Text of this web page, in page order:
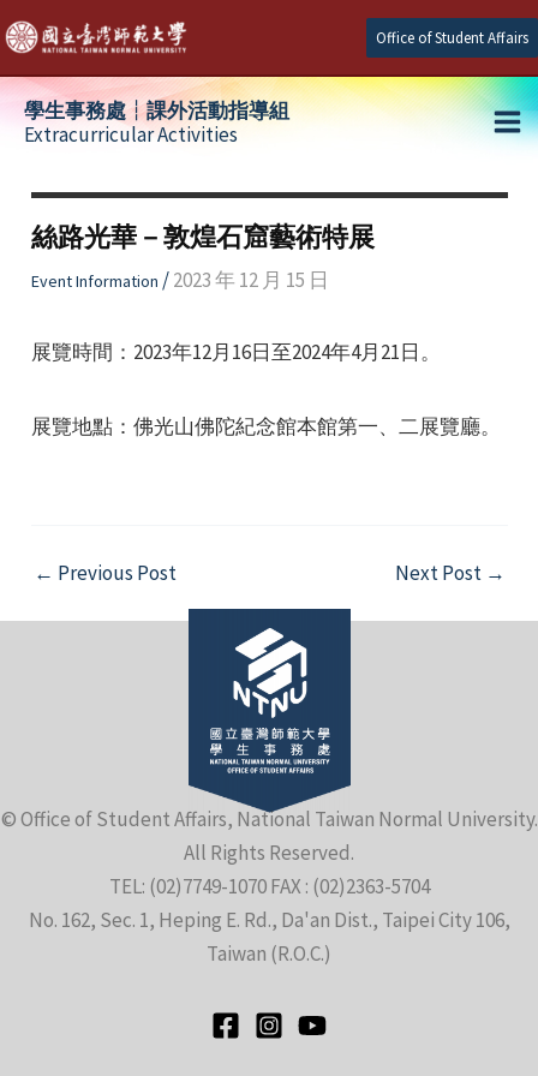
Skip
to
content
Office of Student Affairs
學生事務處┆課外活動指導組
Extracurricular Activities
絲路光華－敦煌石窟藝術特展
Event Information /2023 年 12 月 15 日
展覽時間：2023年12月16日至2024年4月21日。
展覽地點：佛光山佛陀紀念館本館第一、二展覽廳。
Post
← Previous Post Next Post →
© Office of Student Affairs, National Taiwan Normal University.
All Rights Reserved.
TEL: (02)7749-1070 FAX : (02)2363-5704
No. 162, Sec. 1, Heping E. Rd., Da'an Dist., Taipei City 106,
Taiwan (R.O.C.)